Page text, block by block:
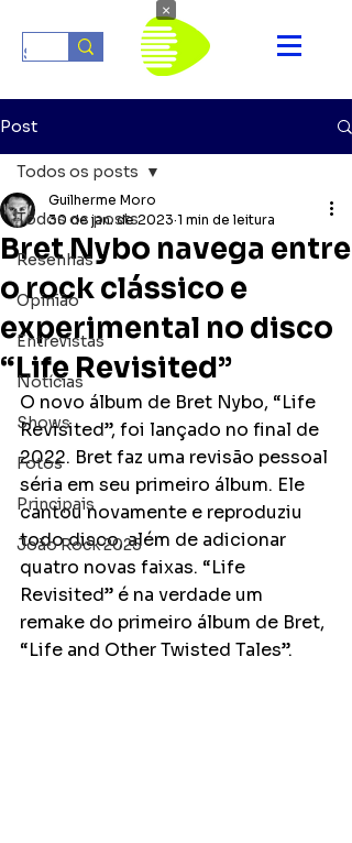
Post
Todos os posts
Resenhas
Opinião
Entrevistas
Notícias
Shows
Fotos
Principais
João Rock 2025
Todos os posts
Bret Nybo navega entre
o rock clássico e
experimental no disco
“Life Revisited”
Guilherme Moro
30 de jan. de 2023 1 min de leitura
O novo álbum de Bret Nybo, “Life
Revisited”, foi lançado no final de
2022. Bret faz uma revisão pessoal
séria em seu primeiro álbum. Ele
cantou novamente e reproduziu
todo disco, além de adicionar
quatro novas faixas. “Life
Revisited” é na verdade um
remake do primeiro álbum de Bret,
“Life and Other Twisted Tales”.
×